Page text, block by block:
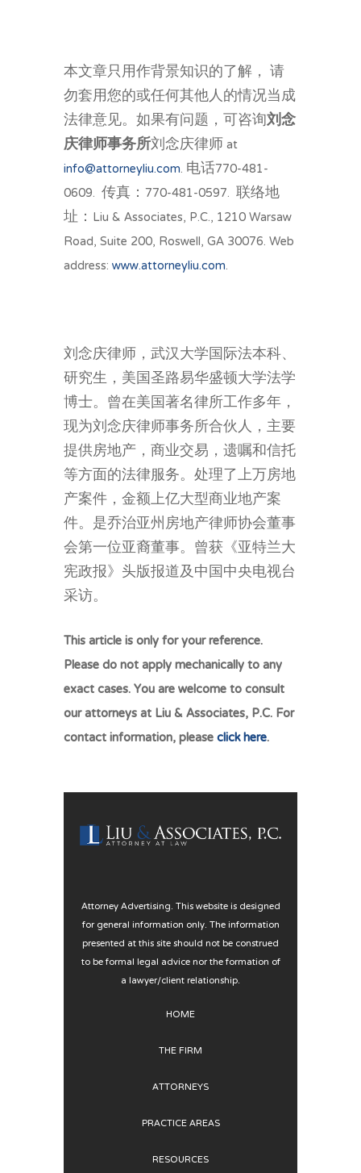
本文章只用作背景知识的了解， 请
勿套用您的或任何其他人的情况当成
法律意见。如果有问题，可咨询刘念
庆律师事务所刘念庆律师 at
info@attorneyliu.com. 电话770-481-
0609. 传真：770-481-0597. 联络地
址：Liu & Associates, P.C., 1210 Warsaw
Road, Suite 200, Roswell, GA 30076. Web
address:www.attorneyliu.com.
刘念庆律师，武汉大学国际法本科、
研究生，美国圣路易华盛顿大学法学
博士。曾在美国著名律所工作多年，
现为刘念庆律师事务所合伙人，主要
提供房地产，商业交易，遗嘱和信托
等方面的法律服务。处理了上万房地
产案件，金额上亿大型商业地产案
件。是乔治亚州房地产律师协会董事
会第一位亚裔董事。曾获《亚特兰大
宪政报》头版报道及中国中央电视台
采访。
This article is only for your reference.
Please do not apply mechanically to any
exact cases. You are welcome to consult
our attorneys at Liu & Associates, P.C. For
contact information, pleaseclick here.
Attorney Advertising. This website is designed
for general information only. The information
presented at this site should not be construed
to be formal legal advice nor the formation of
a lawyer/client relationship.
HOME
THE FIRM
ATTORNEYS
PRACTICE AREAS
RESOURCES